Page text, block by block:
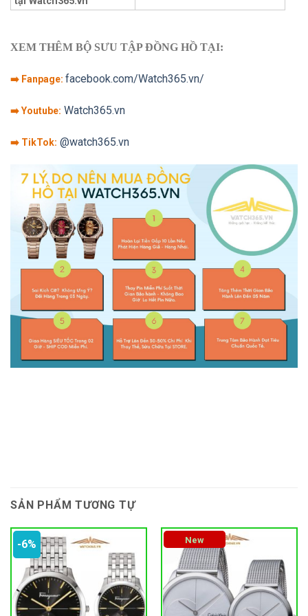
XEM THÊM BỘ SƯU TẬP ĐỒNG HỒ TẠI:
➡️ Fanpage: facebook.com/Watch365.vn/
➡️ Youtube: Watch365.vn
➡️ TikTok: @watch365.vn
SẢN PHẨM TƯƠNG TỰ
-6% New